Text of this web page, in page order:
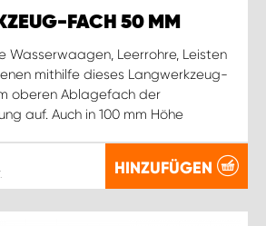
FACH 50 MM
Wasserwaagen, Leerrohre, Leisten
mithilfe dieses Langwerkzeug-
oberen Ablagefach der
auf. Auch in 100 mm Höhe
HINZUFÜGEN